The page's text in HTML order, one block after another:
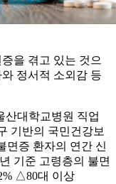
을 겪고 있는 것으
정서적 소외감 등
산대학교병원 직업
기반의 국민건강보
면증 환자의 연간 신
기준 고령층의 불면
△80대 이상